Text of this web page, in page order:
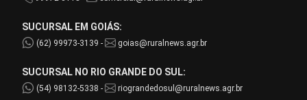
SUCURSAL EM GOIÁS:
(62) 99973-3139 - goias@ruralnews.agr.br
SUCURSAL NO RIO GRANDE DO SUL:
(54) 98132-5338 - riograndedosul@ruralnews.agr.br